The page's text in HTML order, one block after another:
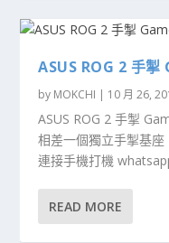
ASUS ROG 2 手掣
by MOKCHI 10 月 26,
ASUS ROG 2 手掣
相差一個獨立手掣基
連接手機打機
READ MORE